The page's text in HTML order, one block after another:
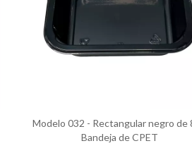
Modelo 032 - Rectangular negro de
Bandeja de CPET